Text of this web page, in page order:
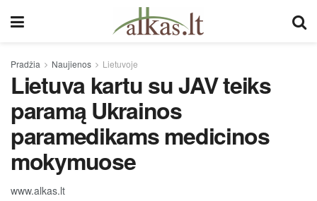
Pradžia Naujienos Lietuvoje
Lietuva kartu su JAV teiks
paramą Ukrainos
paramedikams medicinos
mokymuose
www.alkas.lt